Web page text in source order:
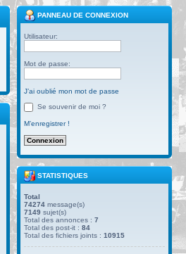
PANNEAU DE CONNEXION
Utilisateur:
Mot de passe:
J’ai oublié mon mot de passe
Se souvenir de moi ?
M’enregistrer !
STATISTIQUES
Total
74274 message(s)
7149 sujet(s)
Total des annonces : 7
Total des post-it : 84
Total des fichiers joints : 10915